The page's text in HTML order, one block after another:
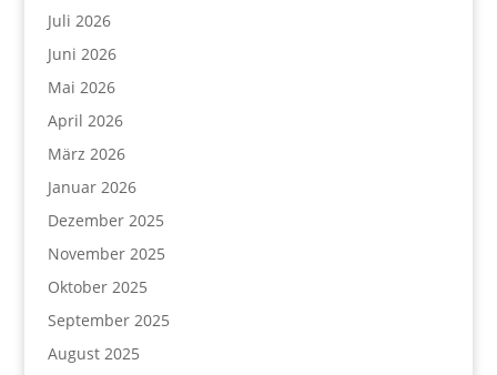
Juli 2026
Juni 2026
Mai 2026
April 2026
März 2026
Januar 2026
Dezember 2025
November 2025
Oktober 2025
September 2025
August 2025